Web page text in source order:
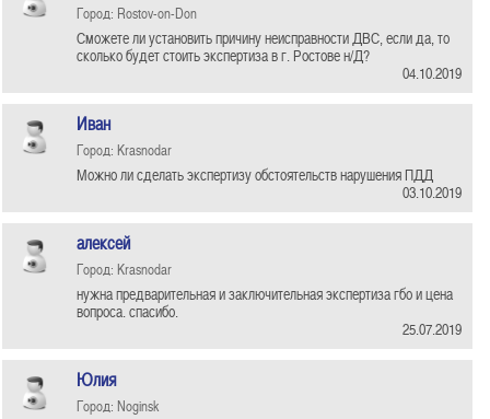
Город: Rostov-on-Don
Сможете ли установить причину неисправности ДВС, если да, то
сколько будет стоить экспертиза в г. Ростове н/Д?
04.10.2019
Иван
Город: Krasnodar
Можно ли сделать экспертизу обстоятельств нарушения ПДД
03.10.2019
алексей
Город: Krasnodar
нужна предварительная и заключительная экспертиза гбо и цена
вопроса. спасибо.
25.07.2019
Юлия
Город: Noginsk